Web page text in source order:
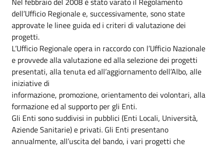
dell’Ufficio Regionale e, successivamente, sono state
approvate le linee guida ed i criteri di valutazione dei
progetti.
L’Ufficio Regionale opera in raccordo con l’Ufficio Nazionale
e provvede alla valutazione ed alla selezione dei progetti
presentati, alla tenuta ed all’aggiornamento dell’Albo, alle
iniziative di
informazione, promozione, orientamento dei volontari, alla
formazione ed al supporto per gli Enti.
Gli Enti sono suddivisi in pubblici (Enti Locali, Università,
Aziende Sanitarie) e privati. Gli Enti presentano
annualmente, all’uscita del bando, i vari progetti che